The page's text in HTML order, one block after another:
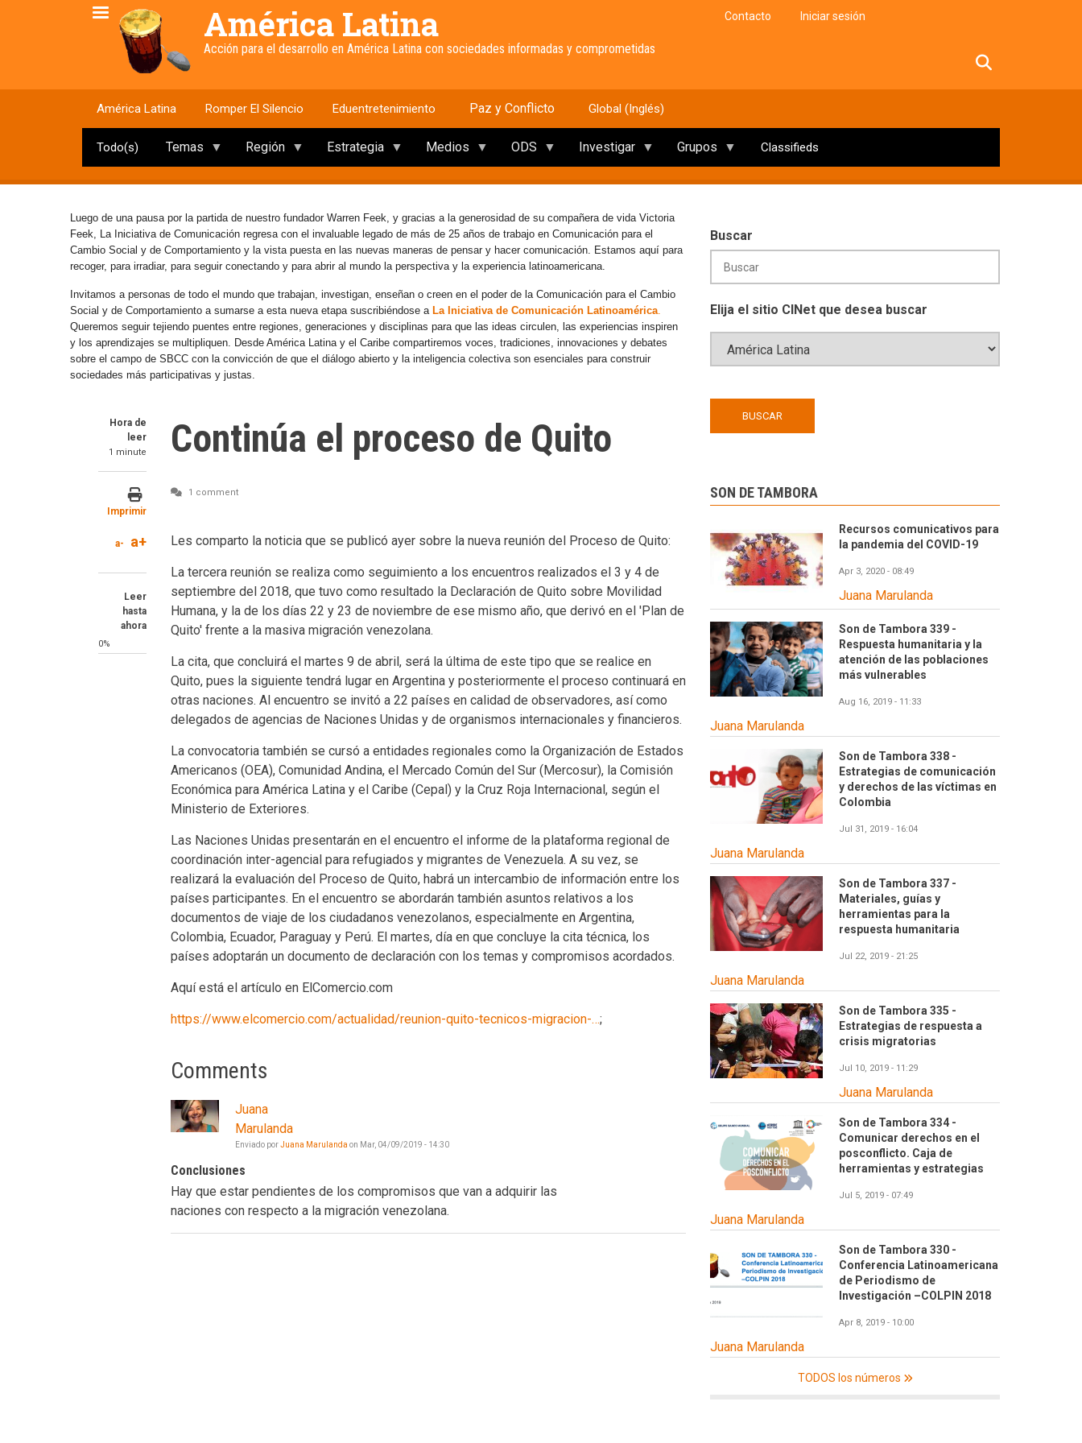
América Latina
Acción para el desarrollo en América Latina con sociedades informadas y comprometidas
Contacto Iniciar sesión
América Latina Romper El Silencio Eduentretenimiento Paz y Conflicto Global (Inglés)
Todo(s) Temas Región Estrategia Medios ODS Investigar Grupos Classifieds
Luego de una pausa por la partida de nuestro fundador Warren Feek, y gracias a la generosidad de su compañera de vida Victoria
Feek, La Iniciativa de Comunicación regresa con el invaluable legado de más de 25 años de trabajo en Comunicación para el
Cambio Social y de Comportamiento y la vista puesta en las nuevas maneras de pensar y hacer comunicación. Estamos aquí para
recoger, para irradiar, para seguir conectando y para abrir al mundo la perspectiva y la experiencia latinoamericana.
Invitamos a personas de todo el mundo que trabajan, investigan, enseñan o creen en el poder de la Comunicación para el Cambio
Social y de Comportamiento a sumarse a esta nueva etapa suscribiéndose a La Iniciativa de Comunicación Latinoamérica.
Queremos seguir tejiendo puentes entre regiones, generaciones y disciplinas para que las ideas circulen, las experiencias inspiren
y los aprendizajes se multipliquen. Desde América Latina y el Caribe compartiremos voces, tradiciones, innovaciones y debates
sobre el campo de SBCC con la convicción de que el diálogo abierto y la inteligencia colectiva son esenciales para construir
sociedades más participativas y justas.
Hora de
leer
1 minute
Imprimir
a- a+
Leer
hasta
ahora
0%
Continúa el proceso de Quito
1 comment
Les comparto la noticia que se publicó ayer sobre la nueva reunión del Proceso de Quito:
La tercera reunión se realiza como seguimiento a los encuentros realizados el 3 y 4 de
septiembre del 2018, que tuvo como resultado la Declaración de Quito sobre Movilidad
Humana, y la de los días 22 y 23 de noviembre de ese mismo año, que derivó en el 'Plan de
Quito' frente a la masiva migración venezolana.
La cita, que concluirá el martes 9 de abril, será la última de este tipo que se realice en
Quito, pues la siguiente tendrá lugar en Argentina y posteriormente el proceso continuará en
otras naciones. Al encuentro se invitó a 22 países en calidad de observadores, así como
delegados de agencias de Naciones Unidas y de organismos internacionales y financieros.
La convocatoria también se cursó a entidades regionales como la Organización de Estados
Americanos (OEA), Comunidad Andina, el Mercado Común del Sur (Mercosur), la Comisión
Económica para América Latina y el Caribe (Cepal) y la Cruz Roja Internacional, según el
Ministerio de Exteriores.
Las Naciones Unidas presentarán en el encuentro el informe de la plataforma regional de
coordinación inter-agencial para refugiados y migrantes de Venezuela. A su vez, se
realizará la evaluación del Proceso de Quito, habrá un intercambio de información entre los
países participantes. En el encuentro se abordarán también asuntos relativos a los
documentos de viaje de los ciudadanos venezolanos, especialmente en Argentina,
Colombia, Ecuador, Paraguay y Perú. El martes, día en que concluye la cita técnica, los
países adoptarán un documento de declaración con los temas y compromisos acordados.
Aquí está el artículo en ElComercio.com
https://www.elcomercio.com/actualidad/reunion-quito-tecnicos-migracion-…;
Comments
Juana
Marulanda
Enviado porJuana Marulanda on Mar, 04/09/2019 - 14:30
Conclusiones
Hay que estar pendientes de los compromisos que van a adquirir las
naciones con respecto a la migración venezolana.
Buscar
Elija el sitio CINet que desea buscar
SON DE TAMBORA
Recursos comunicativos para
la pandemia del COVID-19
Apr 3, 2020 - 08:49
Juana Marulanda
Son de Tambora 339 -
Respuesta humanitaria y la
atención de las poblaciones
más vulnerables
Aug 16, 2019 - 11:33
Juana Marulanda
Son de Tambora 338 -
Estrategias de comunicación
y derechos de las víctimas en
Colombia
Jul 31, 2019 - 16:04
Juana Marulanda
Son de Tambora 337 -
Materiales, guías y
herramientas para la
respuesta humanitaria
Jul 22, 2019 - 21:25
Juana Marulanda
Son de Tambora 335 -
Estrategias de respuesta a
crisis migratorias
Jul 10, 2019 - 11:29
Juana Marulanda
Son de Tambora 334 -
Comunicar derechos en el
posconflicto. Caja de
herramientas y estrategias
Jul 5, 2019 - 07:49
Juana Marulanda
Son de Tambora 330 -
Conferencia Latinoamericana
de Periodismo de
Investigación –COLPIN 2018
Apr 8, 2019 - 10:00
Juana Marulanda
TODOS los números